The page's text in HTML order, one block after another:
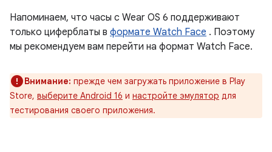
Напоминаем, что часы с Wear OS 6 поддерживают
только циферблаты в формате Watch Face . Поэтому
мы рекомендуем вам перейти на формат Watch Face.
Внимание: прежде чем загружать приложение в Play
Store, выберите Android 16 и настройте эмулятор для
тестирования своего приложения.